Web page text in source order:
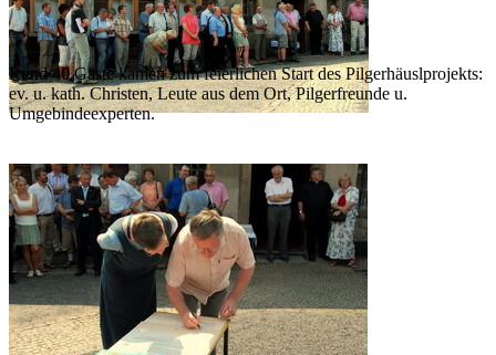
Rund 40 Gäste kamen zum feierlichen Start des Pilgerhäuslprojekts:
ev. u. kath. Christen, Leute aus dem Ort, Pilgerfreunde u.
Umgebindeexperten.